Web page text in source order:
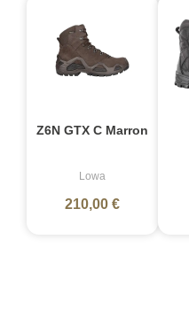
Z6N GTX C Marron
Lowa
210,00 €